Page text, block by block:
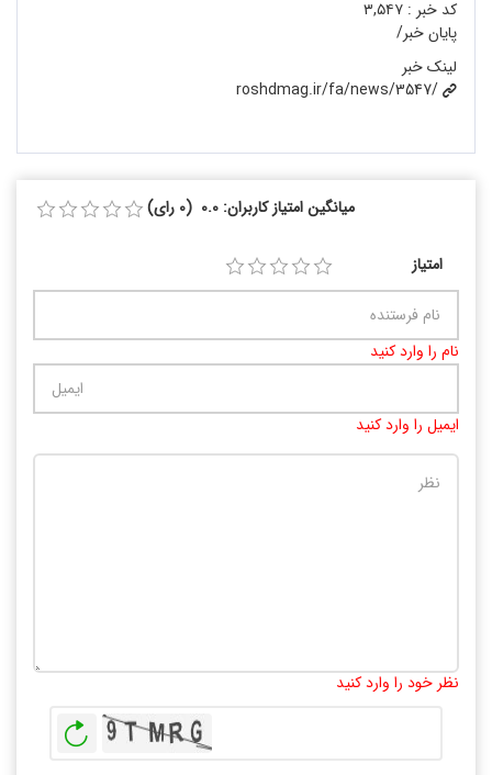
کد خبر : ۳,۵۴۷
پایان خبر/
لینک خبر
roshdmag.ir/fa/news/3547/
میانگین امتیاز کاربران: 0.0 (0 رای)
امتیاز
نام را وارد کنید
ایمیل را وارد کنید
نظر خود را وارد کنید